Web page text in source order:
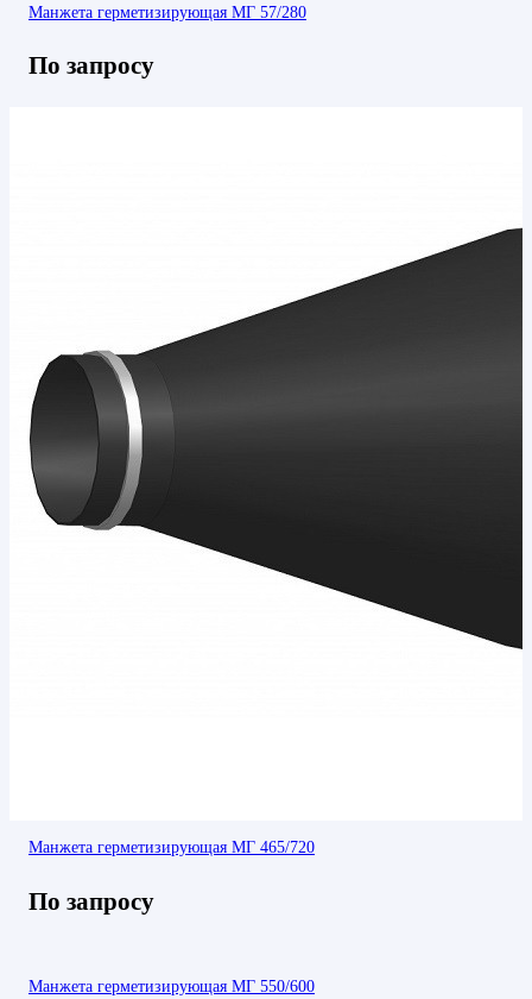
Манжета герметизирующая МГ 57/280
По запросу
Манжета герметизирующая МГ 465/720
По запросу
Манжета герметизирующая МГ 550/600